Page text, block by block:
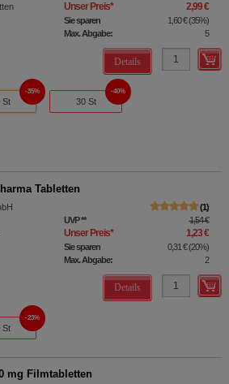
Unser Preis* 2,99 €
Sie sparen 1,60 €(35%)
Max. Abgabe:
5
Details
St
35%
30 St
40%
Tabletten
1
UVP** 1,54 €
Unser Preis* 1,23 €
Sie sparen 0,31 €(20%)
Max. Abgabe:
2
Details
St
23%
mg Filmtabletten